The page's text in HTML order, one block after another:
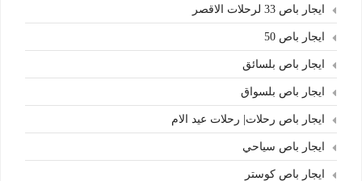
ايجار باص 33 لرحلات الاقصر
ايجار باص 50
ايجار باص بلسائق
ايجار باص بلسواق
ايجار باص رحلات| رحلات عيد الام
ايجار باص سياحي
ايجار باص كوستر